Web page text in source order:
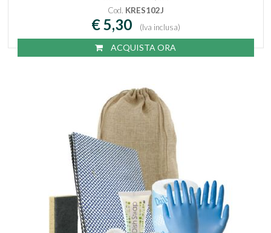
Cod. KRES102J
€ 5,30 (Iva inclusa)
ACQUISTA ORA